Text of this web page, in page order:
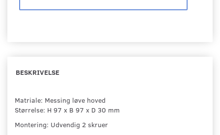
BESKRIVELSE
Matriale: Messing løve hoved
Størrelse: H 97 x B 97 x D 30 mm
Montering: Udvendig 2 skruer